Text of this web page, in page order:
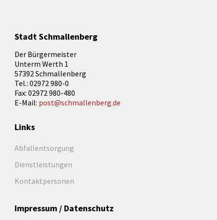
Stadt Schmallenberg
Der Bürgermeister
Unterm Werth 1
57392 Schmallenberg
Tel.: 02972 980-0
Fax: 02972 980-480
E-Mail: post@schmallenberg.de
Links
Abfallentsorgung
Dienstleistungen
Kontaktpersonen
Impressum / Datenschutz